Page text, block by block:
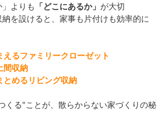
よりも 「どこにあるか」 が大切
を設けると、家事も片付けも効率的に
るファミリークローゼット
間収納
とめるリビング収納
くる"ことが、散らからない家づくりの秘